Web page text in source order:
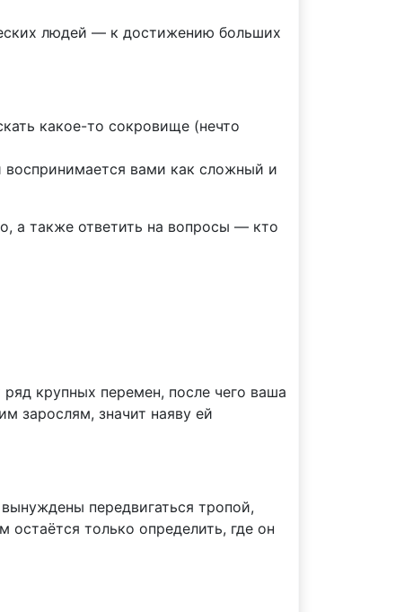
людей — к достижению больших
какое-то сокровище (нечто
воспринимается вами как сложный и
а также ответить на вопросы — кто
крупных перемен, после чего ваша
зарослям, значит наяву ей
передвигаться тропой,
только определить, где он